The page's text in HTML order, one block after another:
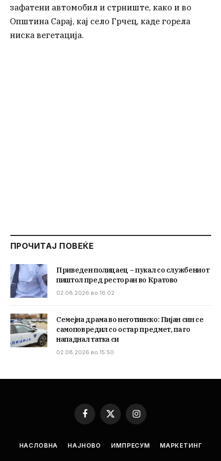
зафатени автомобил и стрниште, како и во
Општина Сарај, кај село Грчец, каде горела
ниска вегетација.
ПРОЧИТАЈ ПОВЕЌЕ
Приведен полицаец – пукал со службениот
пиштол пред ресторан во Кратово
02.08.2026 во 16:02
Семејна драма во неготинско: Пијан син се
самоповредил со остар предмет, па го
нападнал татка си
02.08.2026 во 15:50
Facebook
X
Instagram
НАСЛОВНА НАЈНОВО ИМПРЕСУМ МАРКЕТИНГ